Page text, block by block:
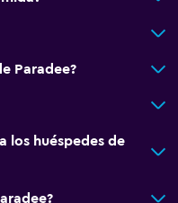
Paradee?
los huéspedes de